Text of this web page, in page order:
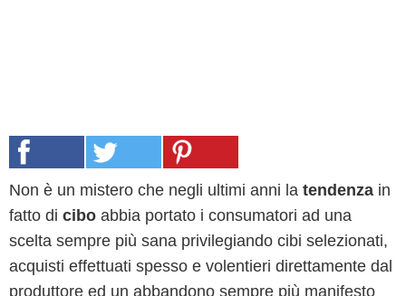
Non è un mistero che negli ultimi anni la tendenza in
fatto di cibo abbia portato i consumatori ad una
scelta sempre più sana privilegiando cibi selezionati,
acquisti effettuati spesso e volentieri direttamente dal
produttore ed un abbandono sempre più manifesto